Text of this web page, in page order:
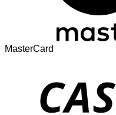
MasterCard